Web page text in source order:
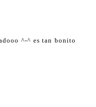
^-^ es tan bonito